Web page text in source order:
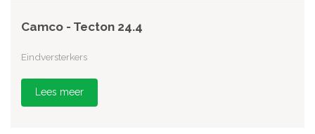
Camco - Tecton 24.4
Eindversterkers
Lees meer